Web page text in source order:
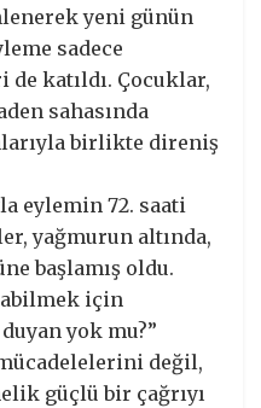
yeni günün
sadece
katıldı. Çocuklar,
sahasında
birlikte direniş
eylemin 72. saati
yağmurun altında,
başlamış oldu.
için
yok mu?”
değil,
güçlü bir çağrıyı